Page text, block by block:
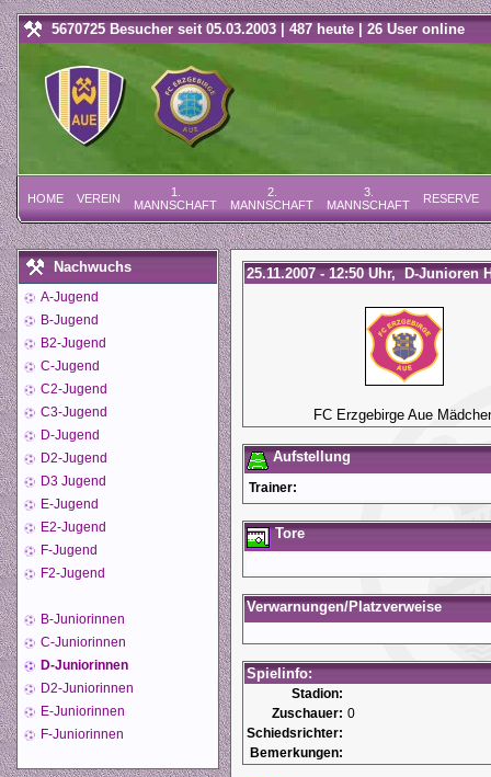
5670725 Besucher seit 05.03.2003 | 487 heute | 26 User online
HOME VEREIN
1.
MANNSCHAFT
2.
MANNSCHAFT
3.
MANNSCHAFT
RESERVE
Nachwuchs
A-Jugend
B-Jugend
B2-Jugend
C-Jugend
C2-Jugend
C3-Jugend
D-Jugend
D2-Jugend
D3 Jugend
E-Jugend
E2-Jugend
F-Jugend
F2-Jugend
B-Juniorinnen
C-Juniorinnen
D-Juniorinnen
D2-Juniorinnen
E-Juniorinnen
F-Juniorinnen
25.11.2007 - 12:50 Uhr, D-Junioren
FC Erzgebirge Aue
Aufstellung
Trainer:
Tore
Verwarnungen/Platzverweise
Spielinfo:
Stadion:
Zuschauer: 0
Schiedsrichter:
Bemerkungen: